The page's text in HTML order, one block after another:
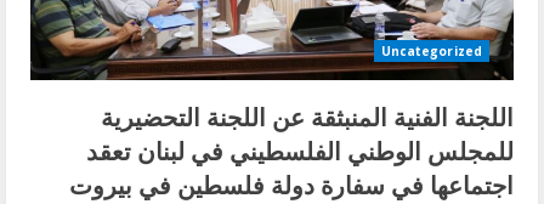
Uncategorized
اللجنة الفنية المنبثقة عن اللجنة التحضيرية
للمجلس الوطني الفلسطيني في لبنان تعقد
اجتماعها في سفارة دولة فلسطين في بيروت